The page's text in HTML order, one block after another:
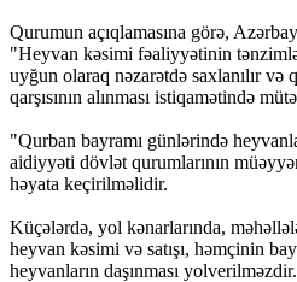
Qurumun açıqlamasına görə,
"Heyvan kəsimi fəaliyyətinin
uyğun olaraq nəzarətdə saxlanılır və
qarşısının alınması istiqamətində
"Qurban bayramı günlərində
aidiyyəti dövlət qurumlarının
həyata keçirilməlidir.
Küçələrdə, yol kənarlarında,
heyvan kəsimi və satışı, həmçinin
heyvanların daşınması yolverilməzdir.